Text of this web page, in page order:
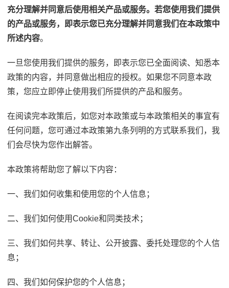
充分理解并同意后使用相关产品或服务。若您使用我们提供
的产品或服务，即表示您已充分理解并同意我们在本政策中
所述内容。
一旦您使用我们提供的服务，即表示您已全面阅读、知悉本
政策的内容，并同意做出相应的授权。如果您不同意本政
策，您应立即停止使用我们所提供的产品和服务。
在阅读完本政策后，如您对本政策或与本政策相关的事宜有
任何问题，您可通过本政策第九条列明的方式联系我们，我
们会尽快为您作出解答。
本政策将帮助您了解以下内容：
一、我们如何收集和使用您的个人信息；
二、我们如何使用Cookie和同类技术；
三、我们如何共享、转让、公开披露、委托处理您的个人信
息；
四、我们如何保护您的个人信息；